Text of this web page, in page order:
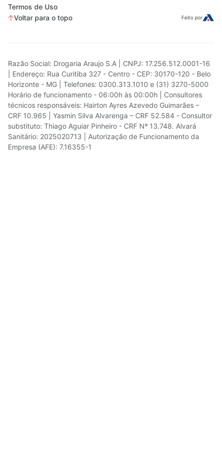
Termos de Uso
Voltar para o topo
Feito por
Razão Social: Drogaria Araujo S.A | CNPJ: 17.256.512.0001-16
| Endereço: Rua Curitiba 327 - Centro - CEP: 30170-120 - Belo
Horizonte - MG | Telefones: 0300.313.1010 e (31) 3270-5000
Horário de funcionamento - 06:00h às 00:00h | Consultores
técnicos responsáveis: Hairton Ayres Azevedo Guimarães –
CRF 10.965 | Yasmin Silva Alvarenga – CRF 52.584 - Consultor
substituto: Thiago Aguiar Pinheiro - CRF Nº 13.748. Alvará
Sanitário: 2025020713 | Autorização de Funcionamento da
Empresa (AFE): 7.16355-1